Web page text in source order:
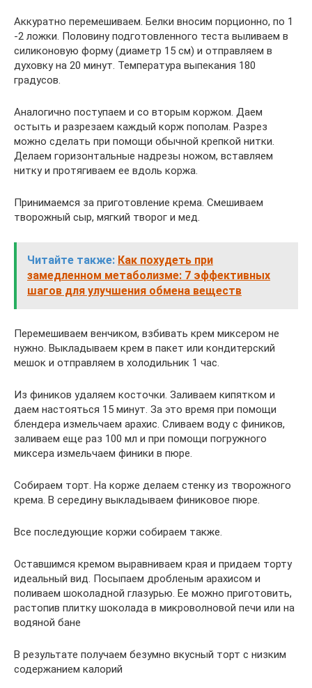
Аккуратно перемешиваем. Белки вносим порционно, по 1
-2 ложки. Половину подготовленного теста выливаем в
силиконовую форму (диаметр 15 см) и отправляем в
духовку на 20 минут. Температура выпекания 180
градусов.
Аналогично поступаем и со вторым коржом. Даем
остыть и разрезаем каждый корж пополам. Разрез
можно сделать при помощи обычной крепкой нитки.
Делаем горизонтальные надрезы ножом, вставляем
нитку и протягиваем ее вдоль коржа.
Принимаемся за приготовление крема. Смешиваем
творожный сыр, мягкий творог и мед.
Читайте также: Как похудеть при
замедленном метаболизме: 7 эффективных
шагов для улучшения обмена веществ
Перемешиваем венчиком, взбивать крем миксером не
нужно. Выкладываем крем в пакет или кондитерский
мешок и отправляем в холодильник 1 час.
Из фиников удаляем косточки. Заливаем кипятком и
даем настояться 15 минут. За это время при помощи
блендера измельчаем арахис. Сливаем воду с фиников,
заливаем еще раз 100 мл и при помощи погружного
миксера измельчаем финики в пюре.
Собираем торт. На корже делаем стенку из творожного
крема. В середину выкладываем финиковое пюре.
Все последующие коржи собираем также.
Оставшимся кремом выравниваем края и придаем торту
идеальный вид. Посыпаем дробленым арахисом и
поливаем шоколадной глазурью. Ее можно приготовить,
растопив плитку шоколада в микроволновой печи или на
водяной бане
В результате получаем безумно вкусный торт с низким
содержанием калорий